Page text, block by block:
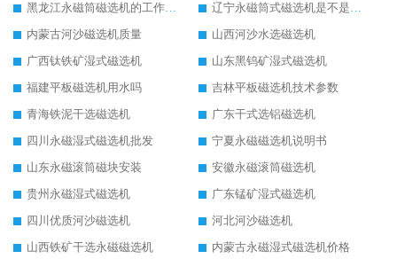
黑龙江永磁筒磁选机的工作原理
辽宁永磁筒式磁选机是不是强磁
内蒙古河沙磁选机质量
山西河沙水选磁选机
广西钛铁矿湿式磁选机
山东黑钨矿湿式磁选机
福建平板磁选机用水吗
吉林平板磁选机技术参数
青海铁泥干选磁选机
广东干式选铝磁选机
四川永磁湿式磁选机批发
宁夏永磁磁选机说明书
山东永磁滚筒磁块安装
安徽永磁滚筒磁选机
贵州永磁湿式磁选机
广东锰矿湿式磁选机
四川优质河沙磁选机
河北河沙磁选机
山西铁矿干选永磁磁选机
内蒙古永磁湿式磁选机价格